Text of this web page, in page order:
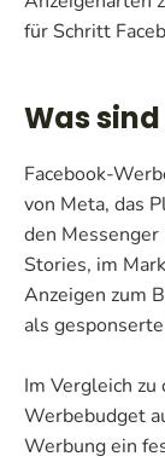
für Schritt
Was
Facebook-
von Meta, das
den Messenger
Stories, im
Anzeigen zum
als
Im Vergleich
Werbebudget
Werbung ein